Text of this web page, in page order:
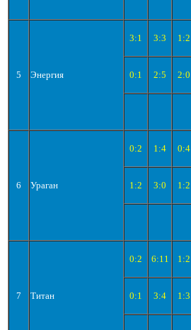
5 Энергия
3:1 3:3 1:2
0:1 2:5 2:0
6 Ураган
0:2 1:4 0:4
1:2 3:0 1:2
7 Титан
0:2 6:11 1:2
0:1 3:4 1:3